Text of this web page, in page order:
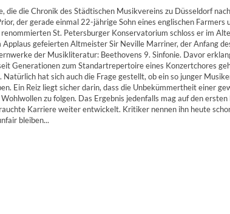
die Chronik des Städtischen Musikvereins zu Düsseldorf
der gerade einmal 22-jährige Sohn eines englischen Farmers
St. Petersburger Konservatorium schloss er im
gefeierten Altmeister Sir Neville Marriner, der Anfang
der Musikliteratur: Beethovens 9. Sinfonie. Davor
Generationen zum Standartrepertoire eines Konzertchores
hat sich auch die Frage gestellt, ob ein so junger
Ein Reiz liegt sicher darin, dass die Unbekümmertheit einer
zu folgen. Das Ergebnis jedenfalls mag auf den
Karriere weiter entwickelt. Kritiker nennen ihn heute schon
bleiben...